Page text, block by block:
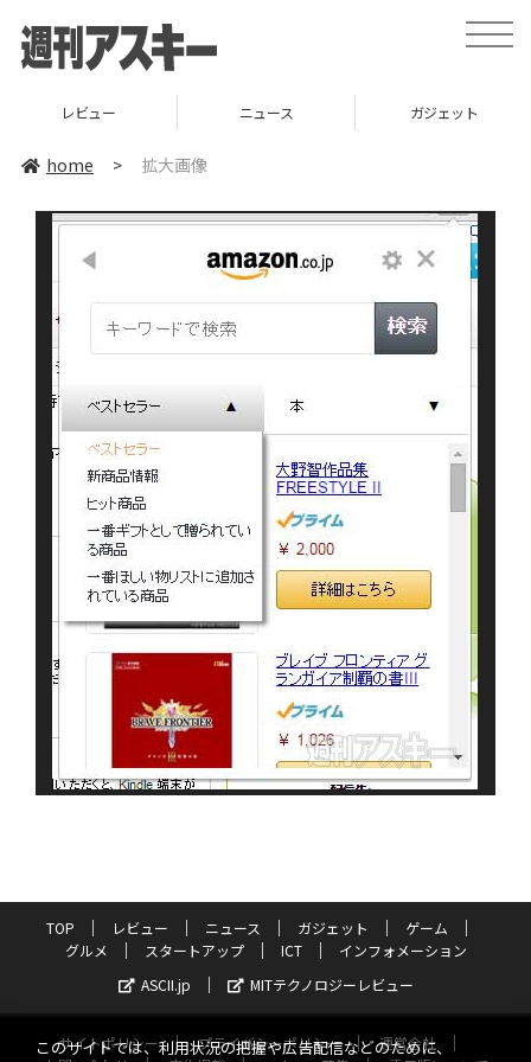
toggle
レビュー ニュース ガジェット
home > 拡大画像
TOP レビュー ニュース ガジェット
ゲーム
グルメ
スタートアップ ICT
インフォメーション
ASCII.jp
MITテクノロジーレビュー
サイトポリシー プライバシーポリシー
運営会社
このサイトでは、利用状況の把握や広告配信などのために、